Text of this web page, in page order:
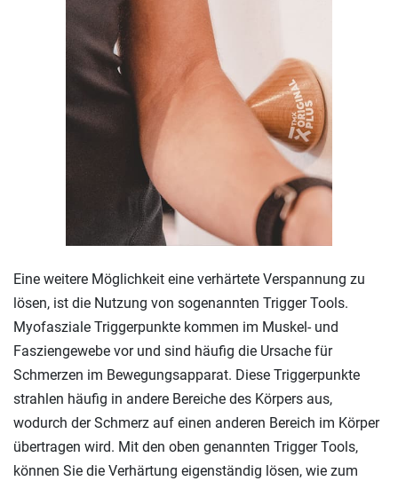
Eine weitere Möglichkeit eine verhärtete Verspannung zu
lösen, ist die Nutzung von sogenannten Trigger Tools.
Myofasziale Triggerpunkte kommen im Muskel- und
Fasziengewebe vor und sind häufig die Ursache für
Schmerzen im Bewegungsapparat. Diese Triggerpunkte
strahlen häufig in andere Bereiche des Körpers aus,
wodurch der Schmerz auf einen anderen Bereich im Körper
übertragen wird. Mit den oben genannten Trigger Tools,
können Sie die Verhärtung eigenständig lösen, wie zum